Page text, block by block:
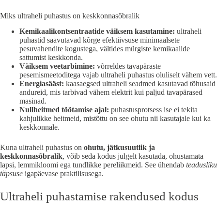
Miks ultraheli puhastus on keskkonnasõbralik
Kemikaalikontsentraatide väiksem kasutamine: ultraheli
puhastid saavutavad kõrge efektiivsuse minimaalsete
pesuvahendite kogustega, vältides mürgiste kemikaalide
sattumist keskkonda.
Väiksem veetarbimine: võrreldes tavapäraste
pesemismeetoditega vajab ultraheli puhastus oluliselt vähem vett.
Energiasääst: kaasaegsed ultraheli seadmed kasutavad tõhusaid
andureid, mis tarbivad vähem elektrit kui paljud tavapärased
masinad.
Nullheitmed töötamise ajal: puhastusprotsess ise ei tekita
kahjulikke heitmeid, mistõttu on see ohutu nii kasutajale kui ka
keskkonnale.
Kuna ultraheli puhastus on ohutu, jätkusuutlik ja
keskkonnasõbralik, võib seda kodus julgelt kasutada, ohustamata
lapsi, lemmikloomi ega tundlikke pereliikmeid. See ühendab teadusliku
täpsuse igapäevase praktilisusega.
Ultraheli puhastamise rakendused kodus